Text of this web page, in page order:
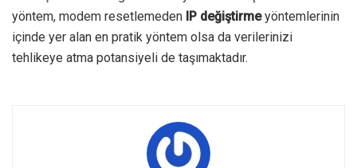
yöntem, modem resetlemeden IP değiştirmeyöntemlerinin
içinde yer alan en pratik yöntem olsa da verilerinizi
tehlikeye atma potansiyeli de taşımaktadır.